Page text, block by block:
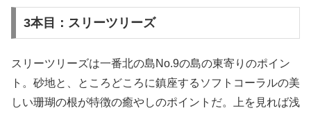
3本目：スリーツリーズ
スリーツリーズは一番北の島No.9の島の東寄りのポイン
ト。砂地と、ところどころに鎮座するソフトコーラルの美
しい珊瑚の根が特徴の癒やしのポイントだ。上を見れば浅